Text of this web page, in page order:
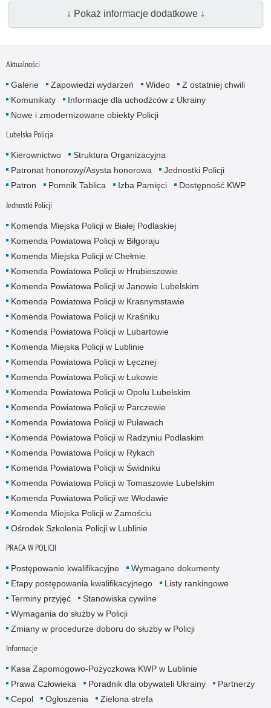
↓ Pokaż informacje dodatkowe ↓
Aktualności
Galerie Zapowiedzi wydarzeń Wideo
Z ostatniej chwili
Komunikaty
Informacje dla uchodźców z Ukrainy
Nowe i zmodernizowane obiekty Policji
Lubelska Policja
Kierownictwo
Struktura Organizacyjna
Patronat honorowy/Asysta honorowa
Jednostki Policji
Patron
Pomnik Tablica Izba Pamięci Dostępność KWP
Jednostki Policji
Komenda Miejska Policji w Białej Podlaskiej
Komenda Powiatowa Policji w Biłgoraju
Komenda Miejska Policji w Chełmie
Komenda Powiatowa Policji w Hrubieszowie
Komenda Powiatowa Policji w Janowie Lubelskim
Komenda Powiatowa Policji w Krasnymstawie
Komenda Powiatowa Policji w Kraśniku
Komenda Powiatowa Policji w Lubartowie
Komenda Miejska Policji w Lublinie
Komenda Powiatowa Policji w Łęcznej
Komenda Powiatowa Policji w Łukowie
Komenda Powiatowa Policji w Opolu Lubelskim
Komenda Powiatowa Policji w Parczewie
Komenda Powiatowa Policji w Puławach
Komenda Powiatowa Policji w Radzyniu Podlaskim
Komenda Powiatowa Policji w Rykach
Komenda Powiatowa Policji w Świdniku
Komenda Powiatowa Policji w Tomaszowie Lubelskim
Komenda Powiatowa Policji we Włodawie
Komenda Miejska Policji w Zamościu
Ośrodek Szkolenia Policji w Lublinie
PRACA W POLICJI
Postępowanie kwalifikacyjne
Wymagane dokumenty
Etapy postępowania kwalifikacyjnego
Listy rankingowe
Terminy przyjęć
Stanowiska cywilne
Wymagania do służby w Policji
Zmiany w procedurze doboru do służby w Policji
Informacje
Kasa Zapomogowo-Pożyczkowa KWP w Lublinie
Prawa Człowieka
Poradnik dla obywateli Ukrainy
Partnerzy
Cepol
Ogłoszenia
Zielona strefa